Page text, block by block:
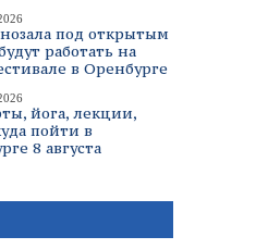
под открытым
работать на
в Оренбурге
йога, лекции,
пойти в
8 августа